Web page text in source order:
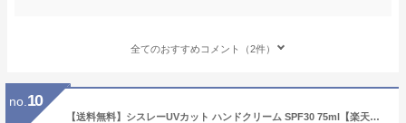
全てのおすすめコメント（2件）
no. 10
【送料無料】シスレーUVカット ハンドクリーム SPF30 75ml【楽天海外直送】